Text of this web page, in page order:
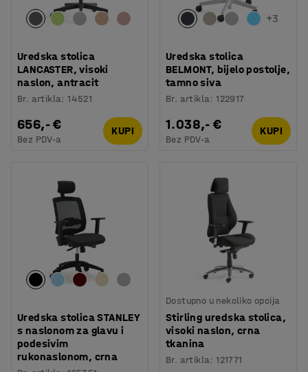
Uredska stolica
LANCASTER, visoki
naslon, antracit
Br. artikla:14521
656,- €
Bez PDV-a
KUPI
+3
Uredska stolica
BELMONT, bijelo postolje,
tamno siva
Br. artikla:122917
1.038,- €
Bez PDV-a
KUPI
Uredska stolica STANLEY
s naslonom za glavu i
podesivim
rukonaslonom, crna
Dostupno u nekoliko opcija
Stirling uredska stolica,
visoki naslon, crna
tkanina
Br. artikla:121771